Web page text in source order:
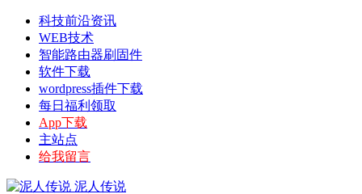
科技前沿资讯
WEB技术
智能路由器刷固件
软件下载
wordpress插件下载
每日福利领取
App下载
主站点
给我留言
泥人传说